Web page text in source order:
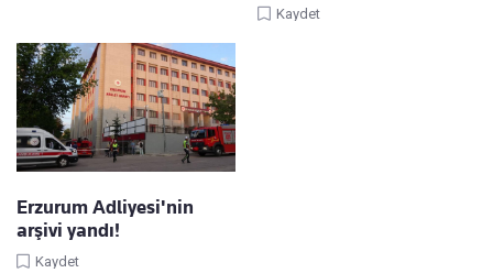
Kaydet
Erzurum Adliyesi'nin
arşivi yandı!
Kaydet